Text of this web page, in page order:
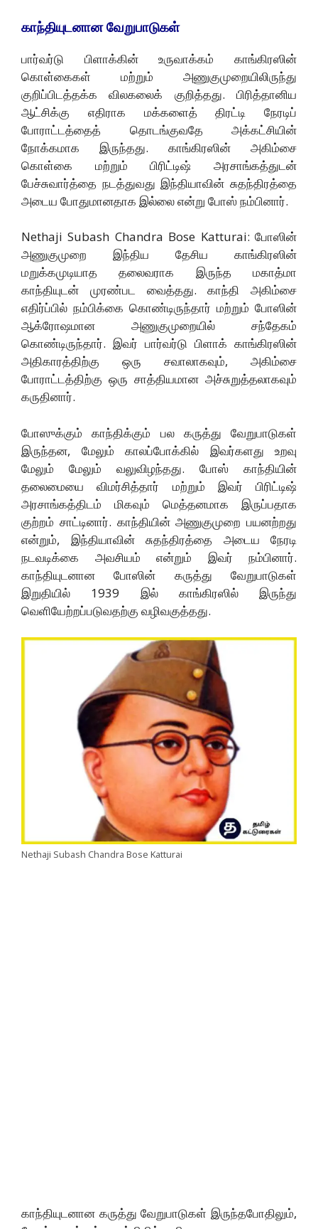
காந்தியுடனான வேறுபாடுகள்
பார்வர்டு பிளாக்கின் உருவாக்கம் காங்கிரஸின்
கொள்கைகள் மற்றும் அணுகுமுறையிலிருந்து
குறிப்பிடத்தக்க விலகலைக் குறித்தது. பிரித்தானிய
ஆட்சிக்கு எதிராக மக்களைத் திரட்டி நேரடிப்
போராட்டத்தைத் தொடங்குவதே அக்கட்சியின்
நோக்கமாக இருந்தது. காங்கிரஸின் அகிம்சை
கொள்கை மற்றும் பிரிட்டிஷ் அரசாங்கத்துடன்
பேச்சுவார்த்தை நடத்துவது இந்தியாவின் சுதந்திரத்தை
அடைய போதுமானதாக இல்லை என்று போஸ் நம்பினார்.
Nethaji Subash Chandra Bose Katturai: போஸின்
அணுகுமுறை இந்திய தேசிய காங்கிரஸின்
மறுக்கமுடியாத தலைவராக இருந்த மகாத்மா
காந்தியுடன் முரண்பட வைத்தது. காந்தி அகிம்சை
எதிர்ப்பில் நம்பிக்கை கொண்டிருந்தார் மற்றும் போஸின்
ஆக்ரோஷமான அணுகுமுறையில் சந்தேகம்
கொண்டிருந்தார். இவர் பார்வர்டு பிளாக் காங்கிரஸின்
அதிகாரத்திற்கு ஒரு சவாலாகவும், அகிம்சை
போராட்டத்திற்கு ஒரு சாத்தியமான அச்சுறுத்தலாகவும்
கருதினார்.
போஸுக்கும் காந்திக்கும் பல கருத்து வேறுபாடுகள்
இருந்தன, மேலும் காலப்போக்கில் இவர்களது உறவு
மேலும் மேலும் வலுவிழந்தது. போஸ் காந்தியின்
தலைமையை விமர்சித்தார் மற்றும் இவர் பிரிட்டிஷ்
அரசாங்கத்திடம் மிகவும் மெத்தனமாக இருப்பதாக
குற்றம் சாட்டினார். காந்தியின் அணுகுமுறை பயனற்றது
என்றும், இந்தியாவின் சுதந்திரத்தை அடைய நேரடி
நடவடிக்கை அவசியம் என்றும் இவர் நம்பினார்.
காந்தியுடனான போஸின் கருத்து வேறுபாடுகள்
இறுதியில் 1939 இல் காங்கிரஸில் இருந்து
வெளியேற்றப்படுவதற்கு வழிவகுத்தது.
Nethaji Subash Chandra Bose Katturai
காந்தியுடனான கருத்து வேறுபாடுகள் இருந்தபோதிலும்,